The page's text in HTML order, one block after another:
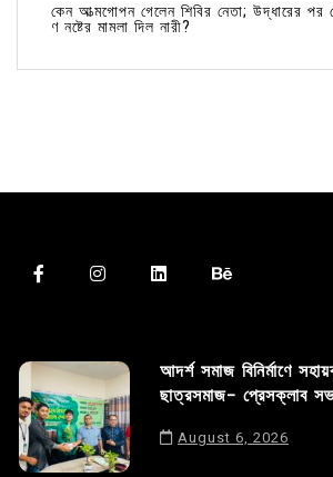
কেন আত্মগোপন গেলেন শিবির নেতা; উদ্ধারের
ণ নষ্টের মামলা দিল নারী?
আদর্শ সমাজ বিনির্মাণে
ছাত্রসমাজ- প্রেসক্লাব
August 6, 2026